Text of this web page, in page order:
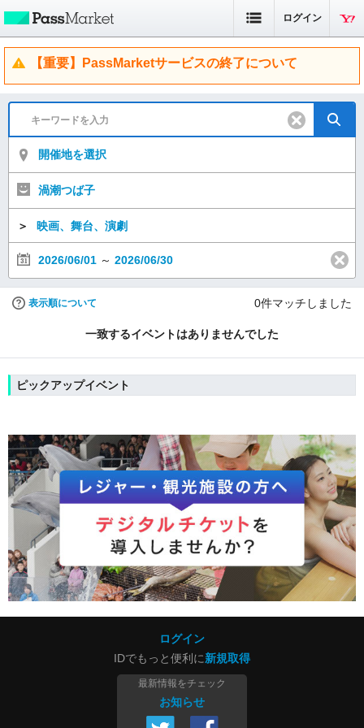
ログイン
【重要】PassMarketサービスの終了について
開催地を選択
渦潮つば子
＞ 映画、舞台、演劇
2026/06/01 ～ 2026/06/30
表示順について 0件マッチしました
一致するイベントはありませんでした
ピックアップイベント
ログイン
IDでもっと便利に新規取得
最新情報をチェック
お知らせ